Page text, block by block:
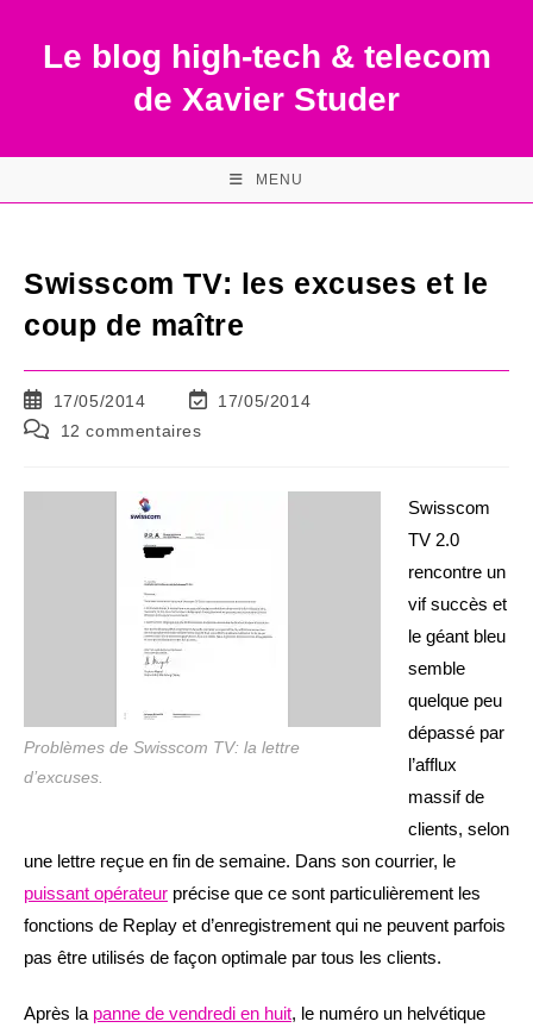
contentLe blog high-tech & telecom
de Xavier Studer
MENU
Swisscom TV: les excuses et le
coup de maître
Publication
publiée :
17/05/2014
Dernière
17/05/2014
Commentaires
publication :
12 commentaires
Problèmes de Swisscom TV: la lettre
d’excuses.
Swisscom
TV 2.0
rencontre un
vif succès et
le géant bleu
semble
quelque peu
dépassé par
l’afflux
massif de
clients, selon
une lettre reçue en fin de semaine. Dans son courrier, le
puissant opérateur précise que ce sont particulièrement les
fonctions de Replay et d’enregistrement qui ne peuvent parfois
pas être utilisés de façon optimale par tous les clients.
Après la panne de vendredi en huit, le numéro un helvétique